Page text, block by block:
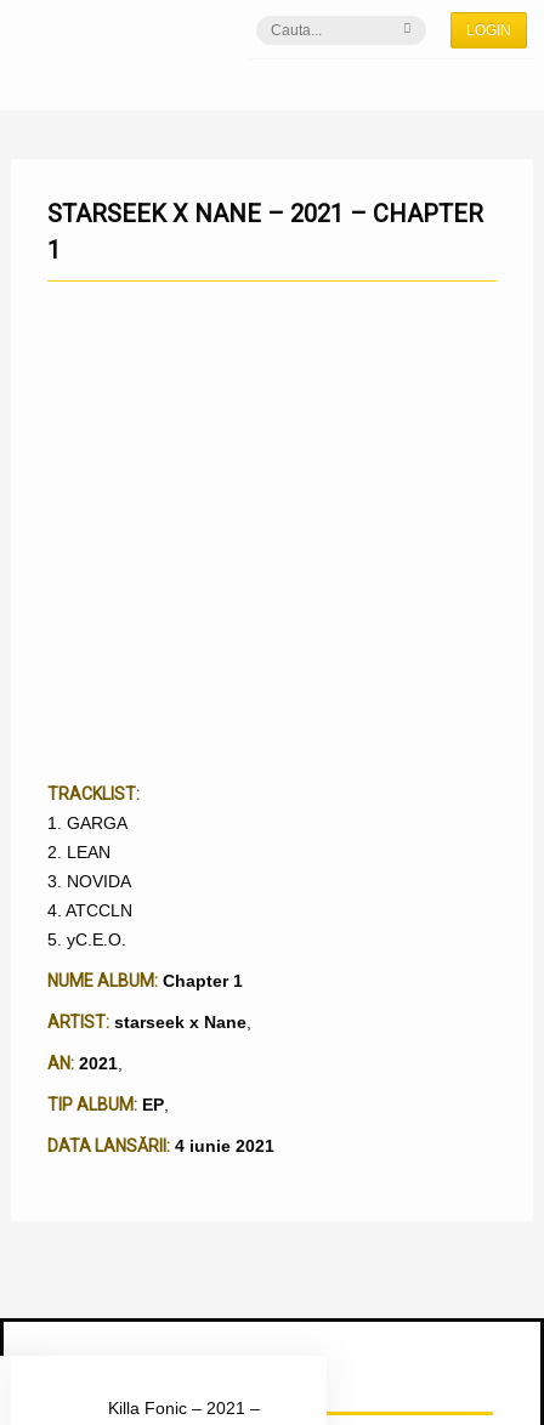
LOGIN
STARSEEK X NANE – 2021 – CHAPTER
1
TRACKLIST:
1. GARGA
2. LEAN
3. NOVIDA
4. ATCCLN
5. yC.E.O.
NUME ALBUM: Chapter 1
ARTIST: starseek x Nane,
AN: 2021,
TIP ALBUM: EP,
DATA LANSĂRII: 4 iunie 2021
Killa Fonic – 2021 –